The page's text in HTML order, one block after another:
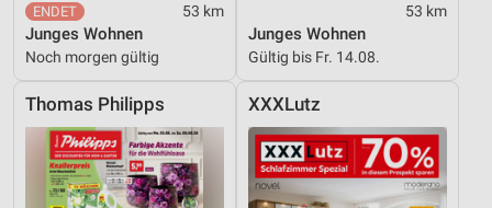
53 km
Junges Wohnen
Noch morgen gültig
53 km
Junges Wohnen
Gültig bis Fr. 14.08.
Thomas Philipps XXXLutz